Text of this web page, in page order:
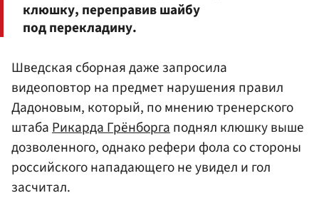
клюшку, переправив шайбу
под перекладину.
Шведская сборная даже запросила
видеоповтор на предмет нарушения правил
Дадоновым, который, по мнению тренерского
штабаРикарда Грёнборгаподнял клюшку выше
дозволенного, однако рефери фола со стороны
российского нападающего не увидел и гол
засчитал.